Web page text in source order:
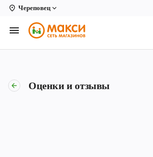
Череповец
Вологда
Архангельск
Киров Оценки и отзывы